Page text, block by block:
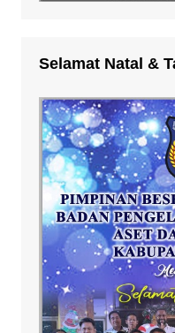
Selamat Natal &